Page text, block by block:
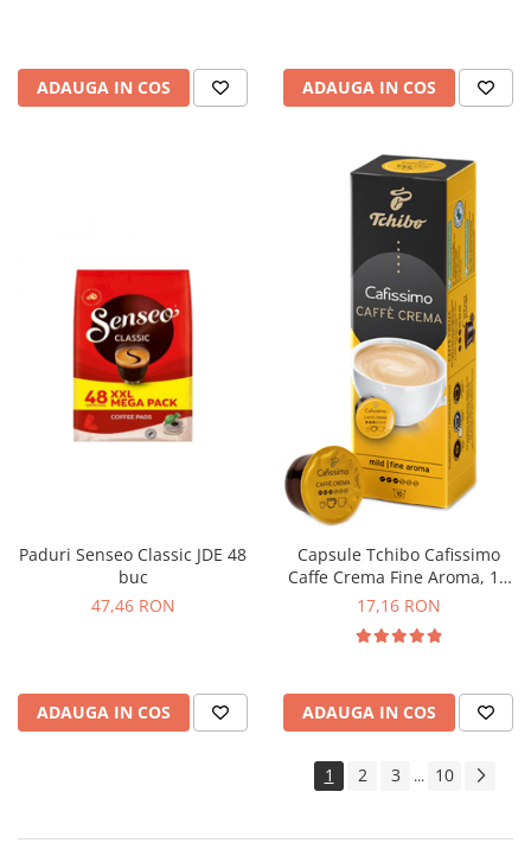
ADAUGA IN COS ADAUGA IN COS
Paduri Senseo Classic JDE 48
buc
47,46 RON
ADAUGA IN COS
Capsule Tchibo Cafissimo
Caffe Crema Fine Aroma, 10
buc
17,16 RON
ADAUGA IN COS
1 2 3 ... 10